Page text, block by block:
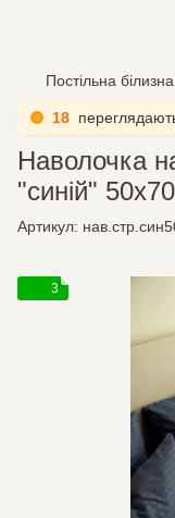
Постільна білизна
18
Наволочка
"синій" 50х70
Артикул:
3